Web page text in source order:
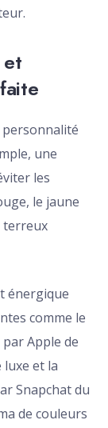
personnalité
une
les
le jaune
terreux
énergique
comme le
Apple de
luxe et la
Snapchat du
de couleurs